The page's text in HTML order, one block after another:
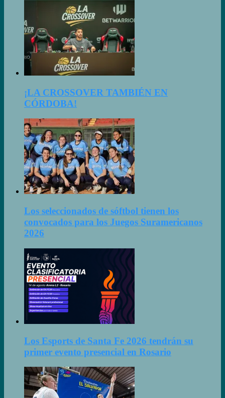
¡LA CROSSOVER TAMBIÉN EN
CÓRDOBA!
Los seleccionados de sóftbol tienen los
convocados para los Juegos Suramericanos
2026
Los Esports de Santa Fe 2026 tendrán su
primer evento presencial en Rosario